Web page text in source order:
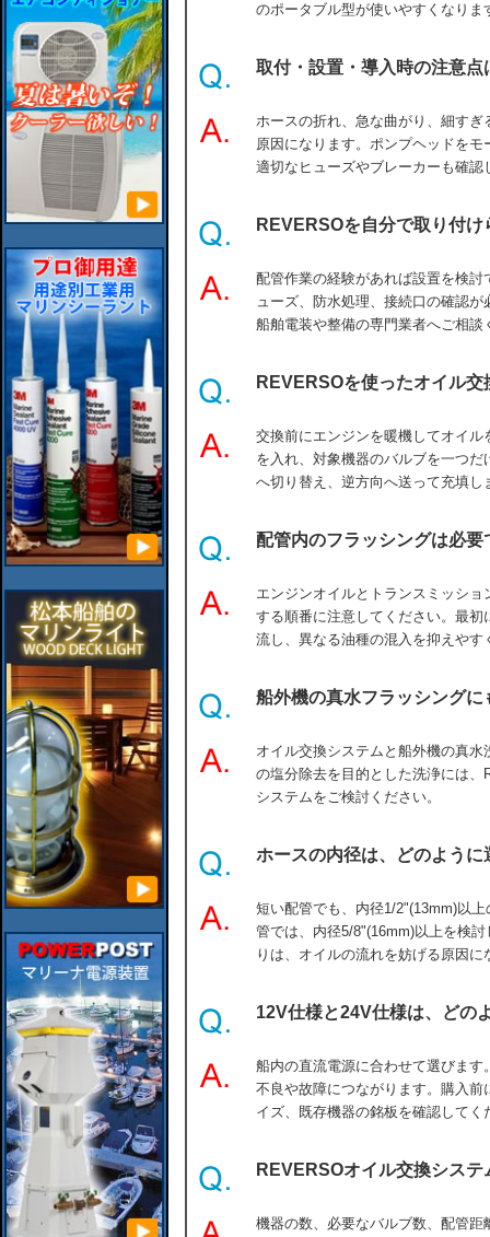
のポータブル型が使いやすくなりま
取付・設置・導入時の注意点
ホースの折れ、急な曲がり、細す
原因になります。ポンプヘッドを
適切なヒューズやブレーカーも確認
REVERSOを自分で取り付け
配管作業の経験があれば設置を検
ューズ、防水処理、接続口の確認
船舶電装や整備の専門業者へご相談
REVERSOを使ったオイル交
交換前にエンジンを暖機してオイ
を入れ、対象機器のバルブを一つ
へ切り替え、逆方向へ送って充填し
配管内のフラッシングは必要
エンジンオイルとトランスミッシ
する順番に注意してください。最
流し、異なる油種の混入を抑えやす
船外機の真水フラッシングに
オイル交換システムと船外機の真
の塩分除去を目的とした洗浄には
システムをご検討ください。
ホースの内径は、どのように
短い配管でも、内径1/2"(13mm)以
管では、内径5/8"(16mm)以上を検
りは、オイルの流れを妨げる原因に
12V仕様と24V仕様は、どの
船内の直流電源に合わせて選びま
不良や故障につながります。購入
イズ、既存機器の銘板を確認してく
REVERSOオイル交換シス
機器の数、必要なバルブ数、配管